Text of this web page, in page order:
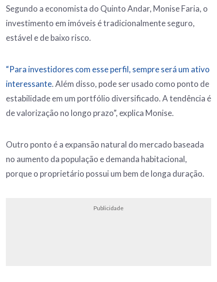
Segundo a economista do Quinto Andar, Monise Faria, o
investimento em imóveis é tradicionalmente seguro,
estável e de baixo risco.
“Para investidores com esse perfil, sempre será um ativo
interessante. Além disso, pode ser usado como ponto de
estabilidade em um portfólio diversificado. A tendência é
de valorização no longo prazo”, explica Monise.
Outro ponto é a expansão natural do mercado baseada
no aumento da população e demanda habitacional,
porque o proprietário possui um bem de longa duração.
Publicidade